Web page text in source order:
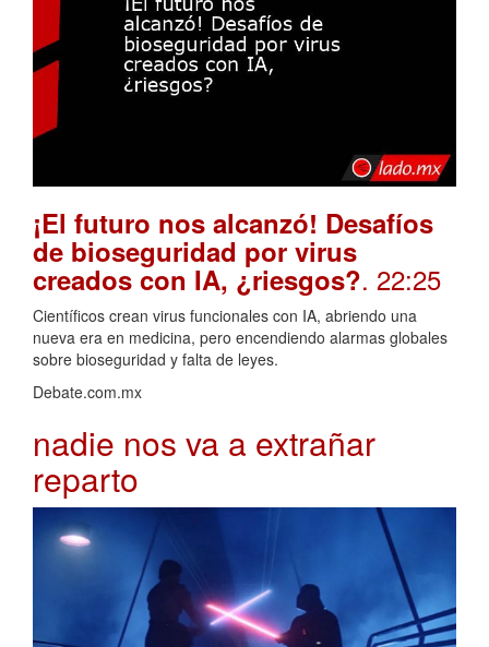
¡El futuro nos alcanzó! Desafíos
de bioseguridad por virus
creados con IA, ¿riesgos?. 22:25
Científicos crean virus funcionales con IA, abriendo una
nueva era en medicina, pero encendiendo alarmas globales
sobre bioseguridad y falta de leyes.
Debate.com.mx
nadie nos va a extrañar
reparto